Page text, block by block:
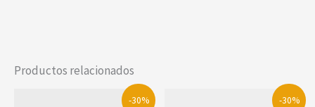
Productos relacionados
-30% -30%